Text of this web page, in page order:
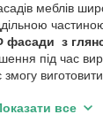
меблів
з
під час
змогу
спектр
все